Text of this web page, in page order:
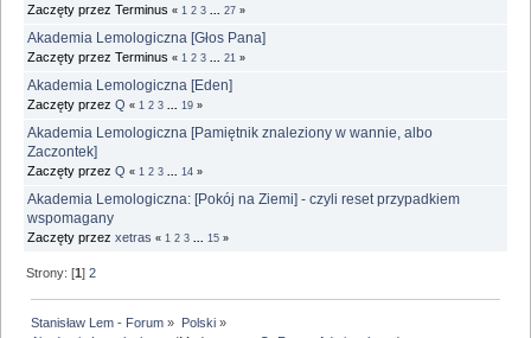
Zaczęty przez Terminus « 1 2 3 27 »
Akademia Lemologiczna [Głos Pana]
Zaczęty przez Terminus « 1 2 3 21 »
Akademia Lemologiczna [Eden]
Zaczęty przez Q « 1 2 3 19 »
Akademia Lemologiczna [Pamiętnik znaleziony w wannie, albo
Zaczontek]
Zaczęty przez Q « 1 2 3 14 »
Akademia Lemologiczna: [Pokój na Ziemi] - czyli reset przypadkiem
wspomagany
Zaczęty przez xetras « 1 2 3 15 »
Strony: [1]2
Stanisław Lem - Forum » Polski»